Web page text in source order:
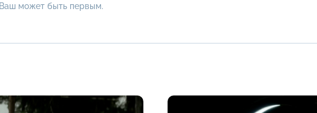
может быть первым.